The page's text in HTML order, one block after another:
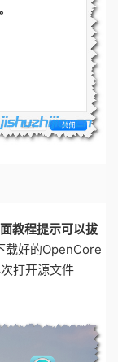
教程提示可以拔
载好的OpenCore
打开源文件